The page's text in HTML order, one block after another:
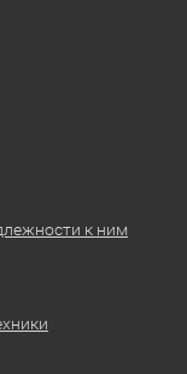
к ним